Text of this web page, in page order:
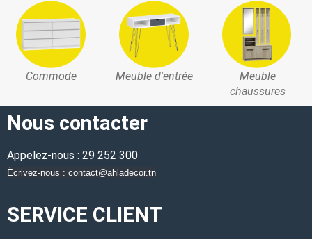
Commode Meuble d'entrée
Meuble
chaussures
Nous contacter
Appelez-nous : 29 252 300
Écrivez-nous : contact@ahladecor.tn
SERVICE CLIENT